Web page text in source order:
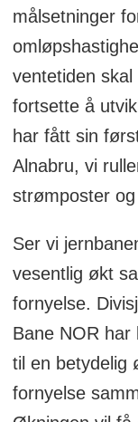
målsetninger
ventetiden
fortsette å
har fått sin
Alnabru, vi
strømposter
Ser vi
vesentlig økt
fornyelse.
Bane NOR
til en betydelig
fornyelse